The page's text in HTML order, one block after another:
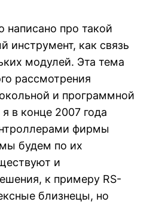
написано про такой
инструмент, как связь
модулей. Эта тема
рассмотрения
и программной
в конце 2007 года
фирмы
будем по их
и
к примеру RS-
близнецы, но